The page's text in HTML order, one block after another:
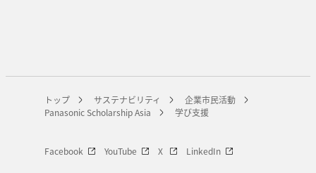
トップ サステナビリティ
企業市民活動
Panasonic Scholarship Asia
学び支援
Facebook YouTube X LinkedIn